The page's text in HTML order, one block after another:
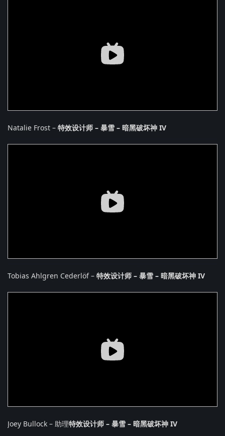
Natalie Frost – 特效设计师 – 暴雪 – 暗黑破坏神 IV
Tobias Ahlgren Cederlöf – 特效设计师 – 暴雪 – 暗黑破坏神 IV
Joey Bullock – 助理特效设计师 – 暴雪 – 暗黑破坏神 IV